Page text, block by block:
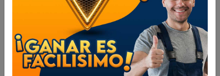
PEGATANKE 33 MIN TRANSPARENTE
SKU...69352052
DESCRIPCIÓN....
La increíble fórmula de Pegatanke transparente ha
sido desarrollada para soldar y reparar cualquier tipo